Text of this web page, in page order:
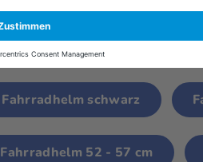
Fahrradhelm 46 - 52 cm
Fahrradhelm schwarz
Fahrradhelm 52 - 57 cm